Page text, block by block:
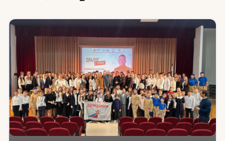
Юридическая помощь
Региональные меры поддержки